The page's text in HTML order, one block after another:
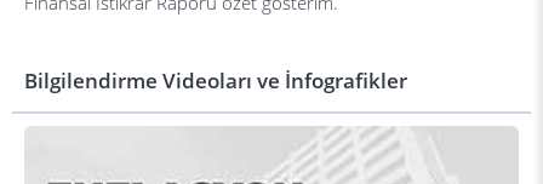
Bilgilendirme Videoları ve İnfografikler